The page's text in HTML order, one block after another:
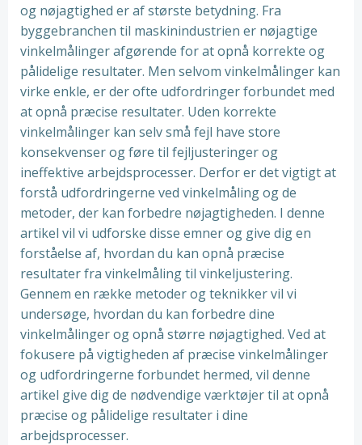
og nøjagtighed er af største betydning. Fra
byggebranchen til maskinindustrien er nøjagtige
vinkelmålinger afgørende for at opnå korrekte og
pålidelige resultater. Men selvom vinkelmålinger kan
virke enkle, er der ofte udfordringer forbundet med
at opnå præcise resultater. Uden korrekte
vinkelmålinger kan selv små fejl have store
konsekvenser og føre til fejljusteringer og
ineffektive arbejdsprocesser. Derfor er det vigtigt at
forstå udfordringerne ved vinkelmåling og de
metoder, der kan forbedre nøjagtigheden. I denne
artikel vil vi udforske disse emner og give dig en
forståelse af, hvordan du kan opnå præcise
resultater fra vinkelmåling til vinkeljustering.
Gennem en række metoder og teknikker vil vi
undersøge, hvordan du kan forbedre dine
vinkelmålinger og opnå større nøjagtighed. Ved at
fokusere på vigtigheden af præcise vinkelmålinger
og udfordringerne forbundet hermed, vil denne
artikel give dig de nødvendige værktøjer til at opnå
præcise og pålidelige resultater i dine
arbejdsprocesser.